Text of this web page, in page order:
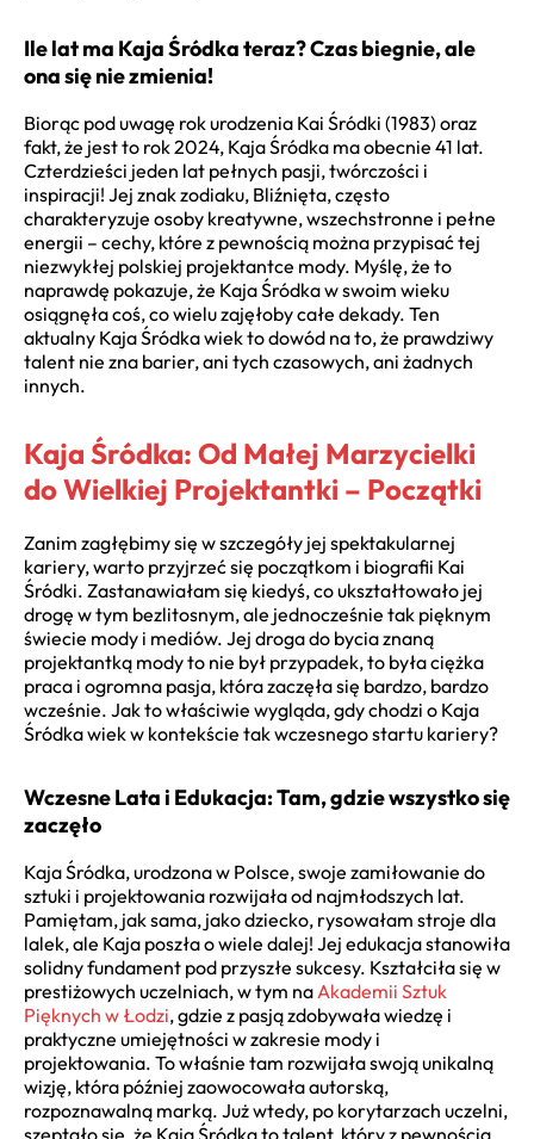
Ile lat ma Kaja Śródka teraz? Czas biegnie, ale
ona się nie zmienia!
Biorąc pod uwagę rok urodzenia Kai Śródki (1983) oraz
fakt, że jest to rok 2024, Kaja Śródka ma obecnie 41 lat.
Czterdzieści jeden lat pełnych pasji, twórczości i
inspiracji! Jej znak zodiaku, Bliźnięta, często
charakteryzuje osoby kreatywne, wszechstronne i pełne
energii – cechy, które z pewnością można przypisać tej
niezwykłej polskiej projektantce mody. Myślę, że to
naprawdę pokazuje, że Kaja Śródka w swoim wieku
osiągnęła coś, co wielu zajęłoby całe dekady. Ten
aktualny Kaja Śródka wiek to dowód na to, że prawdziwy
talent nie zna barier, ani tych czasowych, ani żadnych
innych.
Kaja Śródka: Od Małej Marzycielki
do Wielkiej Projektantki – Początki
Zanim zagłębimy się w szczegóły jej spektakularnej
kariery, warto przyjrzeć się początkom i biografii Kai
Śródki. Zastanawiałam się kiedyś, co ukształtowało jej
drogę w tym bezlitosnym, ale jednocześnie tak pięknym
świecie mody i mediów. Jej droga do bycia znaną
projektantką mody to nie był przypadek, to była ciężka
praca i ogromna pasja, która zaczęła się bardzo, bardzo
wcześnie. Jak to właściwie wygląda, gdy chodzi o Kaja
Śródka wiek w kontekście tak wczesnego startu kariery?
Wczesne Lata i Edukacja: Tam, gdzie wszystko się
zaczęło
Kaja Śródka, urodzona w Polsce, swoje zamiłowanie do
sztuki i projektowania rozwijała od najmłodszych lat.
Pamiętam, jak sama, jako dziecko, rysowałam stroje dla
lalek, ale Kaja poszła o wiele dalej! Jej edukacja stanowiła
solidny fundament pod przyszłe sukcesy. Kształciła się w
prestiżowych uczelniach, w tym na Akademii Sztuk
Pięknych w Łodzi, gdzie z pasją zdobywała wiedzę i
praktyczne umiejętności w zakresie mody i
projektowania. To właśnie tam rozwijała swoją unikalną
wizję, która później zaowocowała autorską,
rozpoznawalną marką. Już wtedy, po korytarzach uczelni,
szeptało się, że Kaja Śródka to talent, który z pewnością